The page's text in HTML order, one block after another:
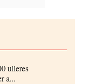
ulleres
a...